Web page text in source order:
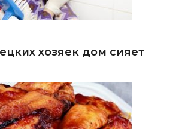
хозяек дом сияет